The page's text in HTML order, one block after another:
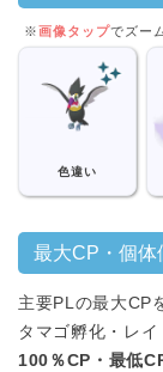
※画像タップでズー
色違い
最大CP・個体
主要PLの最大CP
タマゴ孵化・レ
100％CP・最低